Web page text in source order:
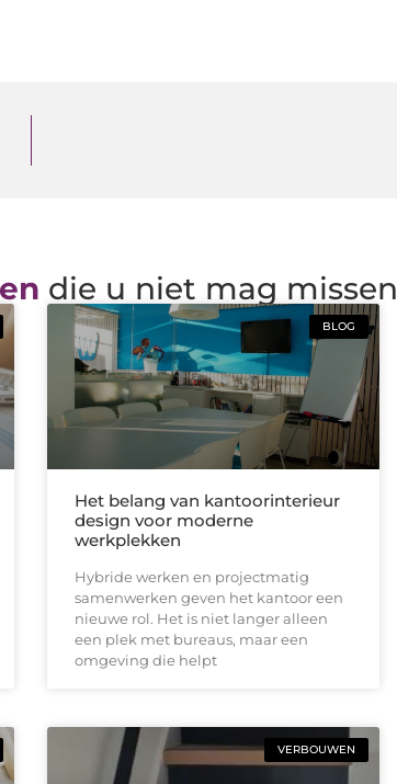
die u niet mag missen
BLOG
Het belang van kantoorinterieur
design voor moderne
werkplekken
Hybride werken en projectmatig
samenwerken geven het kantoor een
nieuwe rol. Het is niet langer alleen
een plek met bureaus, maar een
omgeving die helpt
VERBOUWEN